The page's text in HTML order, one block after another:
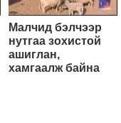
Малчид бэлчээр
нутгаа зохистой
ашиглан,
хамгаалж байна